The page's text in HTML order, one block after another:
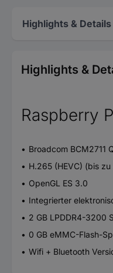
Highlights & Details
Highlights &
Raspberry
Broadcom BCM2711
H.265 (HEVC) (bis
OpenGL ES 3.0
Integrierter
2 GB LPDDR4-3200
0 GB eMMC-Flash-
Wifi + Bluetooth